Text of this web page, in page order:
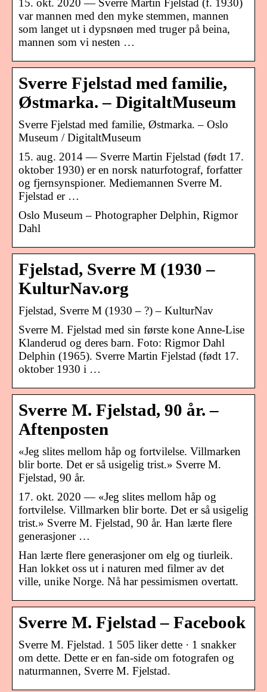
15. okt. 2020 — Sverre Martin Fjelstad (f. 1930)
var mannen med den myke stemmen, mannen
som langet ut i dypsnøen med truger på beina,
mannen som vi nesten …
Sverre Fjelstad med familie,
Østmarka. – DigitaltMuseum
Sverre Fjelstad med familie, Østmarka. – Oslo
Museum / DigitaltMuseum
15. aug. 2014 — Sverre Martin Fjelstad (født 17.
oktober 1930) er en norsk naturfotograf, forfatter
og fjernsynspioner. Mediemannen Sverre M.
Fjelstad er …
Oslo Museum – Photographer Delphin, Rigmor
Dahl
Fjelstad, Sverre M (1930 –
KulturNav.org
Fjelstad, Sverre M (1930 – ?) – KulturNav
Sverre M. Fjelstad med sin første kone Anne-Lise
Klanderud og deres barn. Foto: Rigmor Dahl
Delphin (1965). Sverre Martin Fjelstad (født 17.
oktober 1930 i …
Sverre M. Fjelstad, 90 år. –
Aftenposten
«Jeg slites mellom håp og fortvilelse. Villmarken
blir borte. Det er så usigelig trist.» Sverre M.
Fjelstad, 90 år.
17. okt. 2020 — «Jeg slites mellom håp og
fortvilelse. Villmarken blir borte. Det er så usigelig
trist.» Sverre M. Fjelstad, 90 år. Han lærte flere
generasjoner …
Han lærte flere generasjoner om elg og tiurleik.
Han lokket oss ut i naturen med filmer av det
ville, unike Norge. Nå har pessimismen overtatt.
Sverre M. Fjelstad – Facebook
Sverre M. Fjelstad. 1 505 liker dette · 1 snakker
om dette. Dette er en fan-side om fotografen og
naturmannen, Sverre M. Fjelstad.